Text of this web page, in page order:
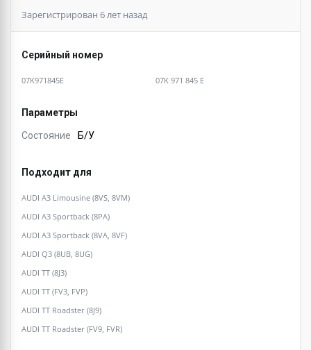
Зарегистрирован 6 лет назад
Серийный номер
07K971845E 07K 971 845 E
Параметры
Состояние Б/У
Подходит для
AUDI A3 Limousine (8VS, 8VM)
AUDI A3 Sportback (8PA)
AUDI A3 Sportback (8VA, 8VF)
AUDI Q3 (8UB, 8UG)
AUDI TT (8J3)
AUDI TT (FV3, FVP)
AUDI TT Roadster (8J9)
AUDI TT Roadster (FV9, FVR)